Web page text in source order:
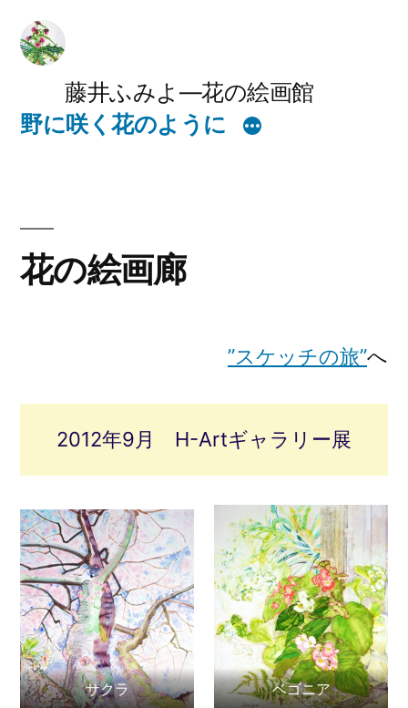
藤井ふみよ―花の絵画館
野に咲く花のように
花の絵画廊
”スケッチの旅”へ
2012年9月 H-Artギャラリー展
サクラ ベゴニア